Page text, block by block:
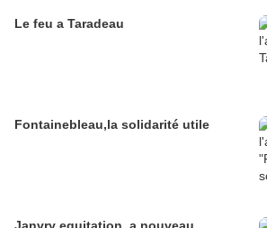
Le feu a Taradeau
Fontainebleau,la solidarité utile